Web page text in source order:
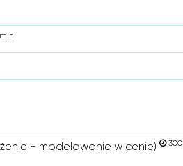
+ modelowanie w cenie)
300